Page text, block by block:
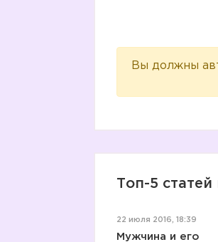
Вы должны
Топ-5 статей
22 июля 2016, 18:39
Мужчина и его